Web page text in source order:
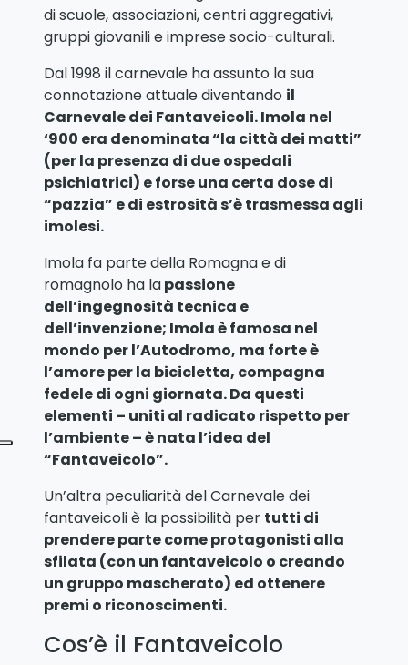
di scuole, associazioni, centri aggregativi,
gruppi giovanili e imprese socio-culturali.
Dal 1998 il carnevale ha assunto la sua
connotazione attuale diventando il
Carnevale dei Fantaveicoli. Imola nel
‘900 era denominata “la città dei matti”
(per la presenza di due ospedali
psichiatrici) e forse una certa dose di
“pazzia” e di estrosità s’è trasmessa agli
imolesi.
Imola fa parte della Romagna e di
romagnolo ha lapassione
dell’ingegnosità tecnica e
dell’invenzione; Imola è famosa nel
mondo per l’Autodromo, ma forte è
l’amore per la bicicletta, compagna
fedele di ogni giornata. Da questi
elementi – uniti al radicato rispetto per
l’ambiente – è nata l’idea del
“Fantaveicolo”.
Un’altra peculiarità del Carnevale dei
fantaveicoli è la possibilità per tutti di
prendere parte come protagonisti alla
sfilata (con un fantaveicolo o creando
un gruppo mascherato) ed ottenere
premi o riconoscimenti.
Cos’è il Fantaveicolo